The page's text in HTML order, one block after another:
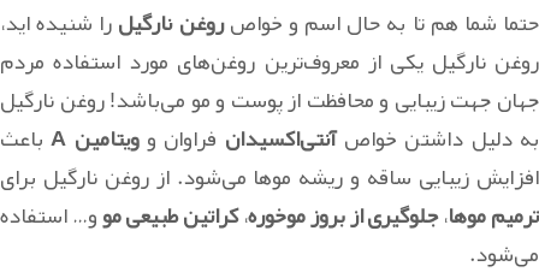
حتما شما هم تا به حال اسم و خواصروغن نارگیلرا شنیده اید،
روغن نارگیل یکی از معروف‌ترین روغن‌های مورد استفاده مردم
جهان جهت زیبایی و محافظت از پوست و مو می‌باشد! روغن نارگیل
به دلیل داشتن خواصآنتی‌اکسیدان فراوان وویتامین A باعث
افزایش زیبایی ساقه و ریشه موها می‌شود. از روغن نارگیل برای
ترمیم موها،جلوگیری از بروز موخوره،کراتین طبیعی موو… استفاده
می‌شود.